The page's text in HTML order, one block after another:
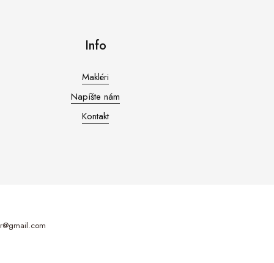
Info
Makléri
Napíšte nám
Kontakt